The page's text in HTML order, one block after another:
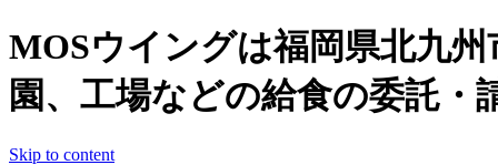
MOSウイングは福岡県北九
園、工場などの給食の委託
Skip to content